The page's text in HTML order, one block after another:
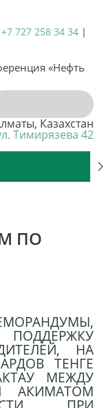
727 258 34 34 |
«Нефть
Казахстан
Тимирязева 42
ПО
НА
ТЕНГЕ
МЕЖДУ
АКИМАТОМ